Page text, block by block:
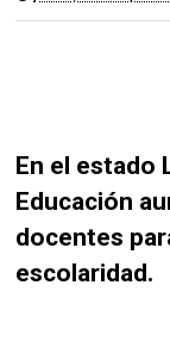
En el estado
Educación
docentes
escolaridad.